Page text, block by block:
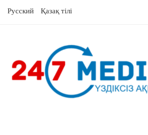
Русский Қазақ тілі